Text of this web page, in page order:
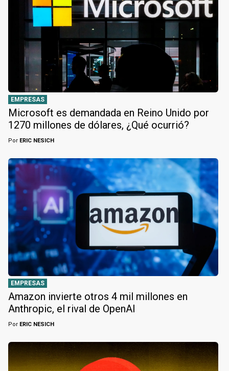
EMPRESAS
Microsoft es demandada en Reino Unido por
1270 millones de dólares, ¿Qué ocurrió?
Por ERIC NESICH
EMPRESAS
Amazon invierte otros 4 mil millones en
Anthropic, el rival de OpenAI
Por ERIC NESICH